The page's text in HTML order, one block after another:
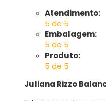
Atendimento:
5 de 5
Embalagem:
5 de 5
Produto:
5 de 5
Juliana Rizzo